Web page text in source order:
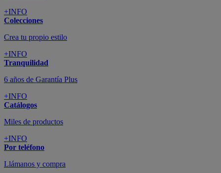
+INFO
Colecciones
Crea tu propio estilo
+INFO
Tranquilidad
6 años de Garantía Plus
+INFO
Catálogos
Miles de productos
+INFO
Por teléfono
Llámanos y compra